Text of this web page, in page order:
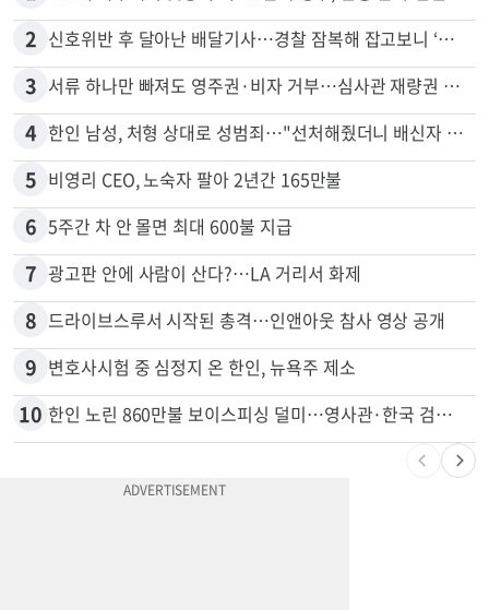
1 "65세 복수국적 빗장 푸나"... 한국 정부, 연령 완화 전면 추진
2 신호위반 후 달아난 배달기사…경찰 잠복해 잡고보니 ‘반전’
3 서류 하나만 빠져도 영주권·비자 거부…심사관 재량권 대폭 확대
4
5 비영리 CEO, 노숙자 팔아 2년간 165만불
6 5주간 차 안 몰면 최대 600불 지급
7 광고판 안에 사람이 산다?…LA 거리서 화제
8 드라이브스루서 시작된 총격…인앤아웃 참사 영상 공개
9 변호사시험 중 심정지 온 한인, 뉴욕주 제소
한인 노린 860만불 보이스피싱 덜미…영사관·한국 검찰 사칭